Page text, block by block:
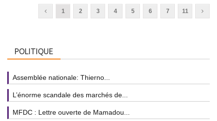
1 2 3 4 5 6 7 11
POLITIQUE
Assemblée nationale: Thierno...
L’énorme scandale des marchés de...
MFDC : Lettre ouverte de Mamadou...